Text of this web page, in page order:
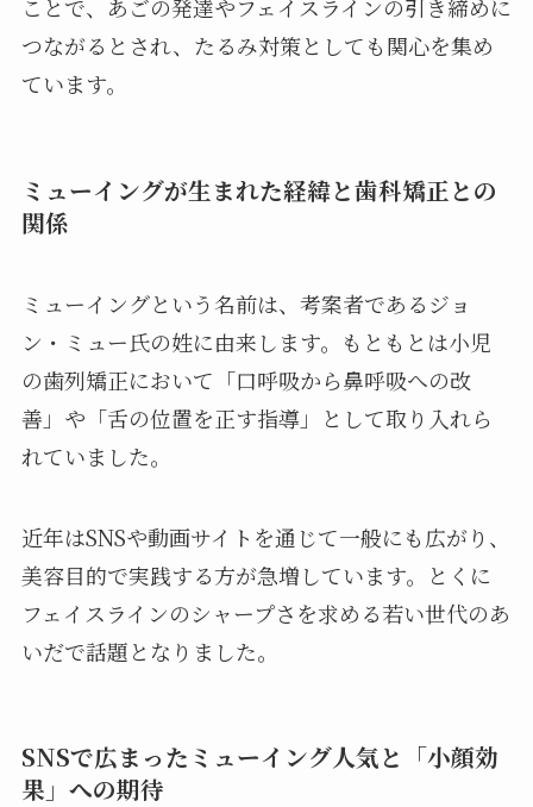
ことで、あごの発達やフェイスラインの引き締めに
つながるとされ、たるみ対策としても関心を集め
ています。
ミューイングが生まれた経緯と歯科矯正との
関係
ミューイングという名前は、考案者であるジョ
ン・ミュー氏の姓に由来します。もともとは小児
の歯列矯正において「口呼吸から鼻呼吸への改
善」や「舌の位置を正す指導」として取り入れら
れていました。
近年はSNSや動画サイトを通じて一般にも広がり、
美容目的で実践する方が急増しています。とくに
フェイスラインのシャープさを求める若い世代のあ
いだで話題となりました。
SNSで広まったミューイング人気と「小顔効
果」への期待